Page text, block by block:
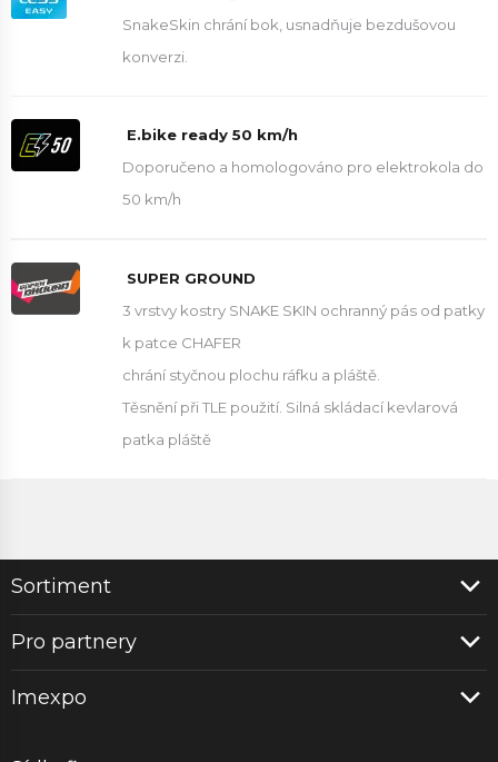
SnakeSkin chrání bok, usnadňuje bezdušovou
konverzi.
E.bike ready 50 km/h
Doporučeno a homologováno pro elektrokola do
50 km/h
SUPER GROUND
3 vrstvy kostry SNAKE SKIN ochranný pás od patky
k patce CHAFER
chrání styčnou plochu ráfku a pláště.
Těsnění při TLE použití. Silná skládací kevlarová
patka pláště
Sortiment
Pro partnery
Imexpo